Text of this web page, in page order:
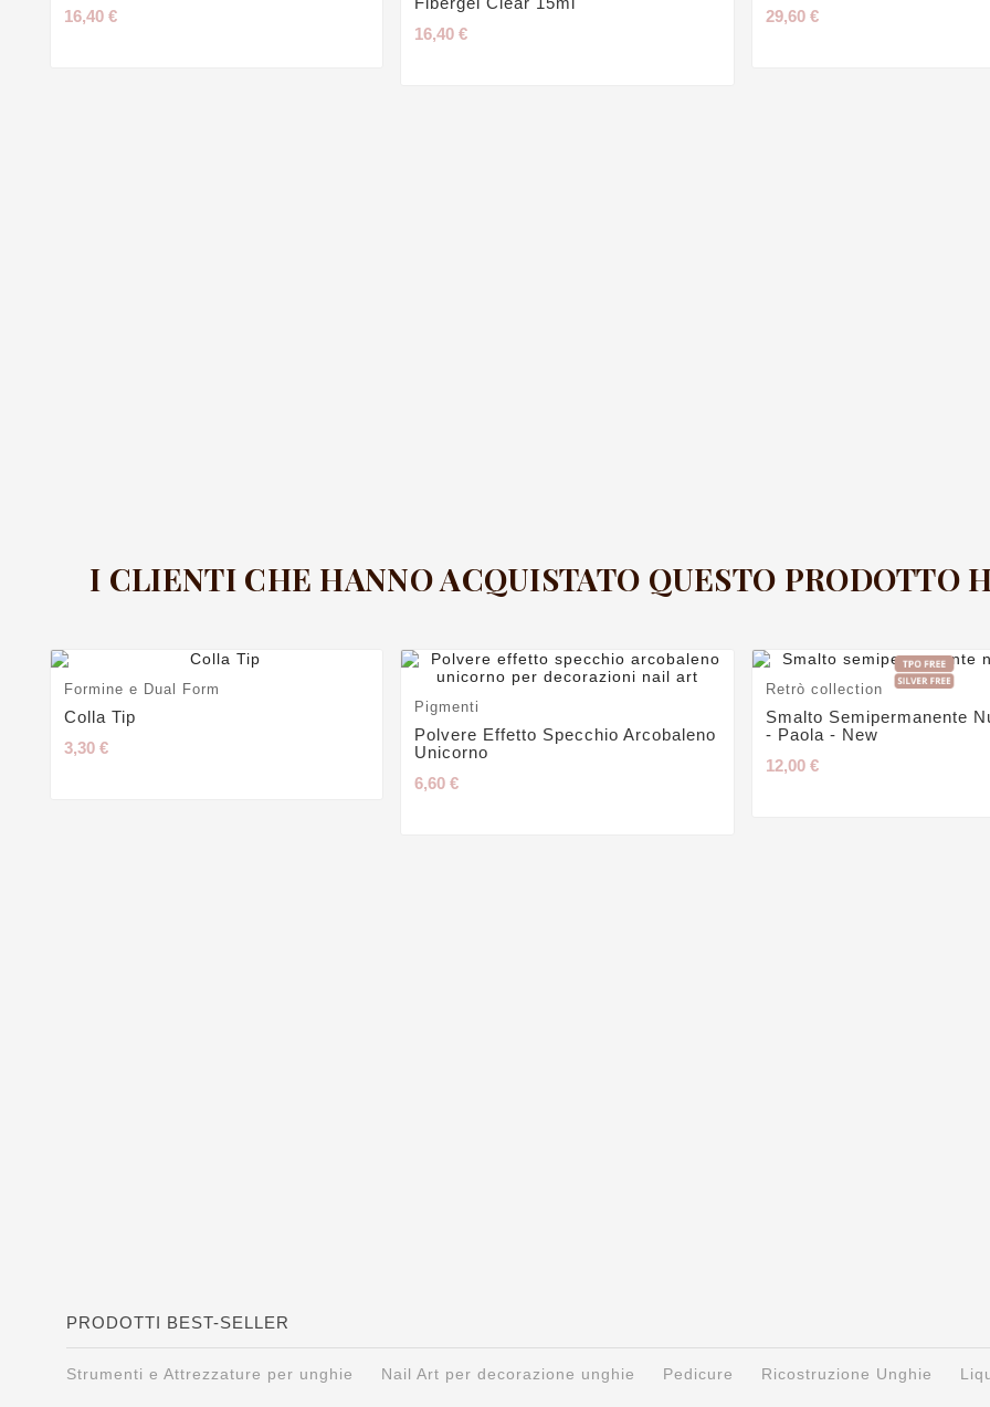
16,40 €
16,40 €
29,60 €
I CLIENTI CHE HANNO ACQUISTATO QUESTO PRODOTTO
Formine e Dual Form
Colla Tip
3,30 €
Pigmenti
Polvere Effetto Specchio Arcobaleno
Unicorno
6,60 €
Retrò collection
Smalto Semipermanente
- Paola - New
12,00 €
PRODOTTI BEST-SELLER
Strumenti e Attrezzature per unghie Nail Art per decorazione unghie Pedicure Ricostruzione Unghie